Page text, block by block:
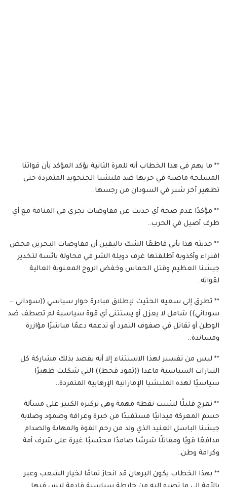
** ما يهم في هذا الخطاب أنه للمرة الثانية يؤكد المؤكد بأن قواتنا
المسلحة ماضية في حربها ضد مليشيا الجنجويد المتمردة حتى
تطهير آخر شبر في السودان من رجسها..
** مؤكدًا عدم صحة أي حديث عن مفاوضات تجري في المنامة مع أي
طرف أصيل في الحرب..
** حديثه هذا يأتي قاطعًا الشك باليقين أن مفاوضات البحرين محض
افتراء وأكذوبة أطلقتها غرف دويلة الشر في محاولة يائسة لتخدير
جيشنا العظيم وقتل الحماس وخفض الروح المعنوية العالية
لقواته..
** تطرق إلى سعيه الحثيث لإطلاق مبادرة حوار سياسي ((سوداني —
سوداني)) شامل لا يعزل أو يستثنى أي قوة سياسية لم تصطف ضد
الوطن أو تقاتل في صفوف التمرد أو تدعمه دعمًا مباشرًا مؤازرة
ومساندة..
** ليس من تفسير لهذا الاستثناء إلا أنه يقصد بذلك مشاركة كل
التيارات السياسية ماعدا ((ثمود قحط)) التي شكلت ظهيرًا
سياسيًا لهذه المليشيا الإماراتية الإرهابية المتمردة..
** نعرج قليلًا لتثبيت نقطة مهمة وهي تركيزه الكبير على مسألة
حسم المعركة ميدانيًا مستفيدًا من خبرة وعراقة وصمود وصلابة
جيشنا الباسل العنيد الذي ولد من رحم القوة والمهابة والصدام
مدافعًا قويًا ومقاتلًا شرسًا صامدًا محتسبًا غيرة على شرف أمة
وكرامة وطن..
** بهذا الخطاب يكون البرهان قد انحاز تمامًا لخيار الشعب وعبر